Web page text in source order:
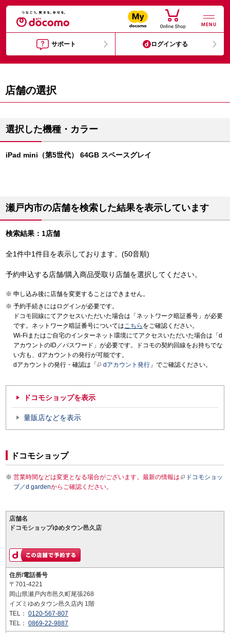
MENU
サポート ログインする
店舗の選択
選択した機種・カラー
iPad mini（第5世代） 64GB スペースグレイ
瀬戸内市の店舗を検索した結果を表示しています
検索結果：1店舗
全1件中1件目を表示しております。(50音順)
予約申込する店舗/購入商品受取り店舗を選択してください。
申し込み後に店舗を変更することはできません。
予約手続きにはログインが必要です。
ドコモ回線にてアクセスいただいた場合は「ネットワーク暗証番号」が必要
です。ネットワーク暗証番号についてはこちら をご確認ください。
Wi-Fiまたはご自宅のインターネット環境にてアクセスいただいた場合は「d
アカウントのID／パスワード」が必要です。ドコモの契約回線をお持ちでな
い方も、dアカウントの発行が可能です。
dアカウントの発行・確認は「
dアカウント発行 」でご確認ください。
ドコモショップを表示
量販店などを表示
ドコモショップ
営業時間などは変更となる場合がございます。最新の情報は
ドコモショッ
プ／d gardenからご確認ください。
店舗名
ドコモショップゆめタウン邑久店
住所/電話番号
〒701-4221
岡山県瀬戸内市邑久町尾張268
イズミゆめタウン邑久店内 1階
TEL： 0120-567-807
TEL： 0869-22-9887